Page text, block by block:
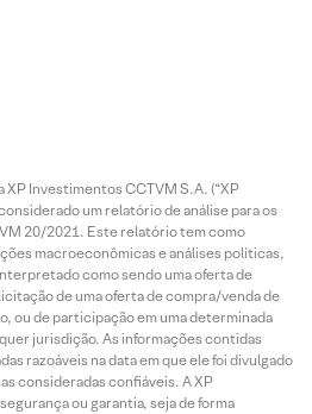
Investimentos CCTVM S.A. (“XP
um relatório de análise para os
20/2021. Este relatório tem como
macroeconômicas e análises políticas,
como sendo uma oferta de
de uma oferta de compra/venda de
ou de participação em uma determinada
jurisdição. As informações contidas
razoáveis na data em que ele foi divulgado
consideradas confiáveis. A XP
ou garantia, seja de forma